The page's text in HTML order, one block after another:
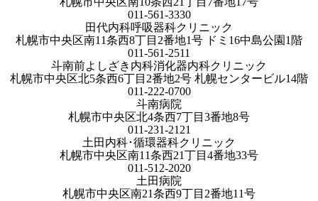
011-561-3330
田代内科呼吸器科クリニック
札幌市中央区南11条西8丁目2番地1号 ドミ16中島公園1階
011-561-2511
斗南前よしざき内科消化器内科クリニック
札幌市中央区北5条西6丁目2番地2号 札幌センタービル14階
011-222-0700
斗南病院
札幌市中央区北4条西7丁目3番地8号
011-231-2121
土田内科･循環器科クリニック
札幌市中央区南11条西21丁目4番地33号
011-512-2020
土田病院
札幌市中央区南21条西9丁目2番地11号